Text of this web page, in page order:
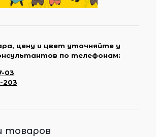
цену и цвет уточняйте у
по телефонам:
03
203
товаров